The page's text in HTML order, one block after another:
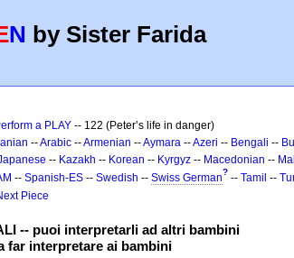
N by Sister Farida
a PLAY -- 122 (Peter’s life in danger)
--Arabic --Armenian --Aymara --Azeri -- Bengali --
-- Kazakh -- Korean -- Kyrgyz -- Macedonian --
-- Spanish-ES -- Swedish -- Swiss German? -- Tamil --
Piece
-- puoi interpretarli ad altri bambini
far interpretare ai bambini